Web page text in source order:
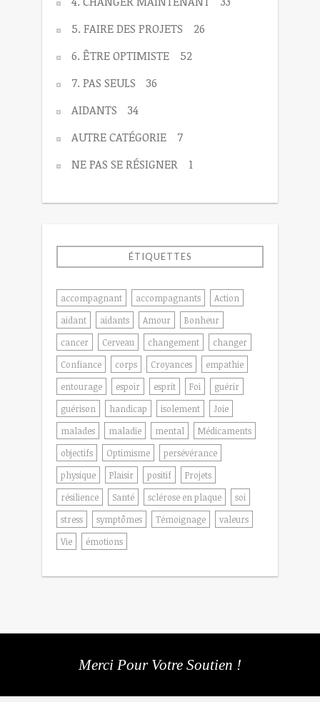
5. FAIRE DES PROJETS
26
6. ÊTRE OPTIMISTE
52
7. PAS SEULS
36
AIDANTS
34
AUTRE CATÉGORIE
7
NE PAS SE RÉSIGNER
1
ÉTIQUETTES
accompagnant accompagnants
Action
aidant
aidants Amour
Bonheur
cancer
Cerveau changement
changer
Confiance
corps Croyances
empathie
entourage
espoir esprit Foi
guérir
guérison
handicap isolement
Joie
malades
maladie mental
Médicaments
objectifs
Optimisme
persévérance
physique
Plaisir positif
Projets
résilience
Santé sclérose en plaque
soi
stress
symptômes Témoignage
valeurs
Vie
émotions
Merci Pour Votre Soutien !